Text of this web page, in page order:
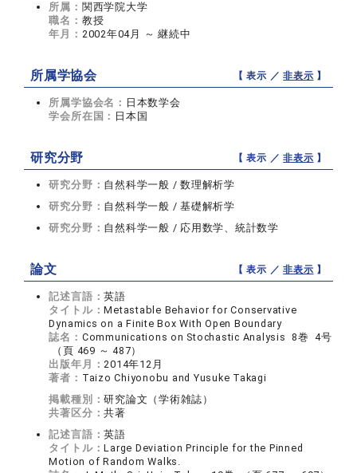
所属： 関西学院大学
職名： 教授
年月： 2002年04月 ～ 継続中
所属学協会 【 表示 ／非表示 】
所属学協会名： 日本数学会
学会所在国： 日本国
研究分野 【 表示 ／非表示 】
研究分野： 自然科学一般 / 数理解析学
研究分野： 自然科学一般 / 基礎解析学
研究分野： 自然科学一般 / 応用数学、統計数学
論文 【 表示 ／非表示 】
記述言語：英語
タイトル：Metastable Behavior for Conservative
Dynamics on a Finite Box With Open Boundary
誌名： Communications on Stochastic Analysis 8巻 4号
（頁 469 ～ 487）
出版年月：2014年12月
著者： Taizo Chiyonobu and Yusuke Takagi
掲載種別：研究論文（学術雑誌）
共著区分：共著
記述言語：英語
タイトル：Large Deviation Principle for the Pinned
Motion of Random Walks.